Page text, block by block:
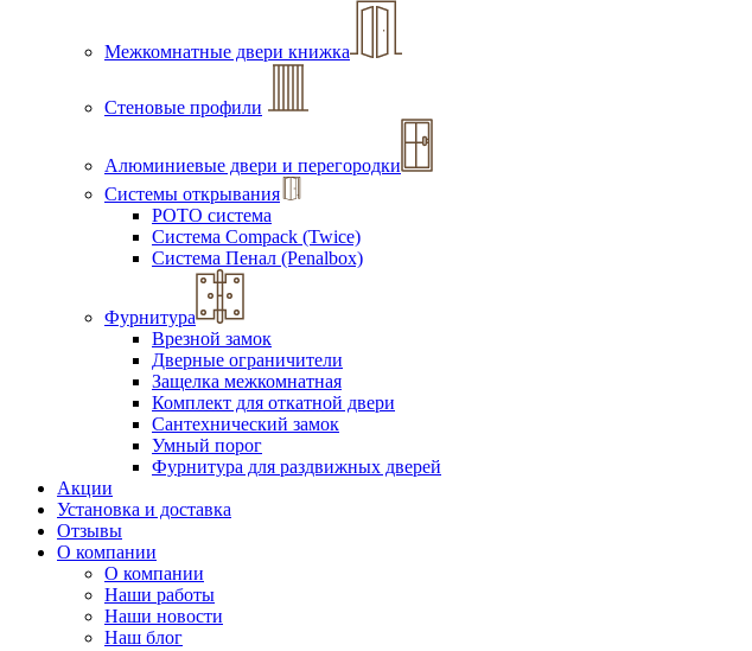
Межкомнатные двери книжка
Стеновые профили
Алюминиевые двери и перегородки
Системы открывания
РОТО система
Система Compack (Twice)
Система Пенал (Penalbox)
Фурнитура
Врезной замок
Дверные ограничители
Защелка межкомнатная
Комплект для откатной двери
Сантехнический замок
Умный порог
Фурнитура для раздвижных дверей
Акции
Установка и доставка
Отзывы
О компании
О компании
Наши работы
Наши новости
Наш блог